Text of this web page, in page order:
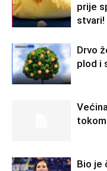
prije
stvari!
Drvo
plod i
Bio je